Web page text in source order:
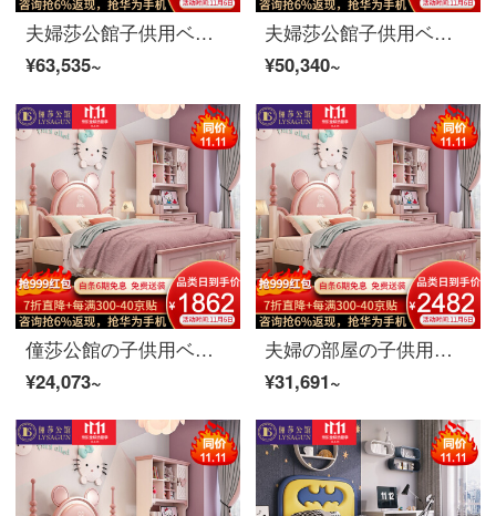
夫婦莎公館子供用ベッドカートゥーン男の子用シングルベッド1.5 mベッドルーム真皮实木青少年学生ベッド逸品家具真皮モデル+3 Eココナッツブラウンマットレス+マットレス*2 1.8 m
¥63,535~
夫婦莎公館子供用ベッドカートゥーン男の子用シングルベッド1.5 mベッドルーム真皮実木青少年学生ベッド逸品家具普通タイプ+3 Eココナッツブラウンマットレス+マットレス*2 1.5 m
¥50,340~
僮莎公館の子供用ベッドの女の子の実の木のシングルベッドの1.5メートルの王女の皮のベッドの青少年の学生用ベッドルームの家具のミッキーシングルベッド【カバンの背もたれ】1.5 m
¥24,073~
夫婦の部屋の子供用ベッドの女の子の実の木のシングルベッドの1.5メートルの王女の皮のベッドの青少年の学生のベッドルームの家具のミッキーのシングルベッド+環境保護の椰子のベッドの1.5 m
¥31,691~